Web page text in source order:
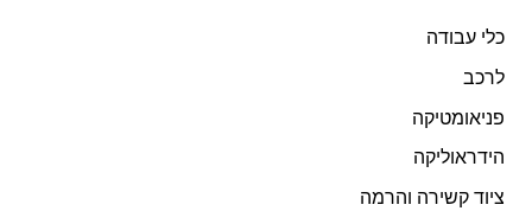
כלי עבודה
לרכב
פניאומטיקה
הידראוליקה
ציוד קשירה והרמה